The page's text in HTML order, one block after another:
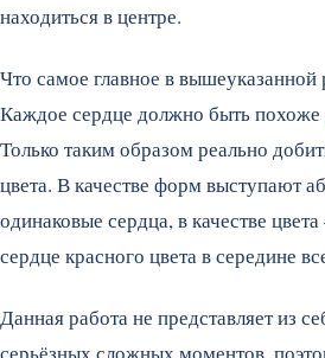
находиться в центре.
Что самое главное в вышеуказанной
Каждое сердце должно быть похоже
Только таким образом реально
цвета. В качестве форм выступают
одинаковые сердца, в качестве
сердце красного цвета в середине
Данная работа не представляет из
серьёзных сложных моментов,